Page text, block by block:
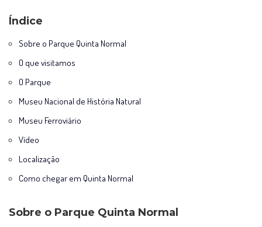
Índice
Sobre o Parque Quinta Normal
O que visitamos
O Parque
Museu Nacional de História Natural
Museu Ferroviário
Vídeo
Localização
Como chegar em Quinta Normal
Sobre o Parque Quinta Normal